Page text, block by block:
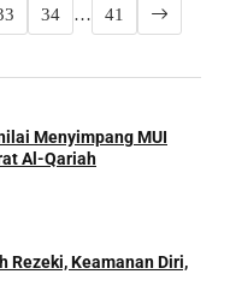
34 … 41
Menyimpang MUI
Al-Qariah
Rezeki, Keamanan Diri,